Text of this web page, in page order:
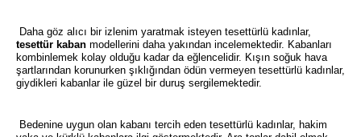
Daha göz alıcı bir izlenim yaratmak isteyen tesettürlü kadınlar,
tesettür kaban modellerini daha yakından incelemektedir. Kabanları
kombinlemek kolay olduğu kadar da eğlencelidir. Kışın soğuk hava
şartlarından korunurken şıklığından ödün vermeyen tesettürlü kadınlar,
giydikleri kabanlar ile güzel bir duruş sergilemektedir.
Bedenine uygun olan kabanı tercih eden tesettürlü kadınlar, hakim